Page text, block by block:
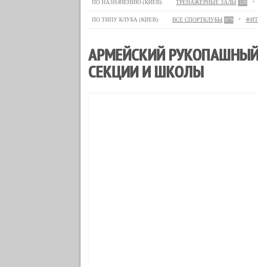
ПО НАЗНАЧЕНИЮ (КИЕВ): ТРЕНАЖЕРНЫЕ ЗАЛЫ 129
ПО ТИПУ КЛУБА (КИЕВ): ВСЕ СПОРТКЛУБЫ 879
АРМЕЙСКИЙ
СЕКЦИИ И ШКОЛЫ